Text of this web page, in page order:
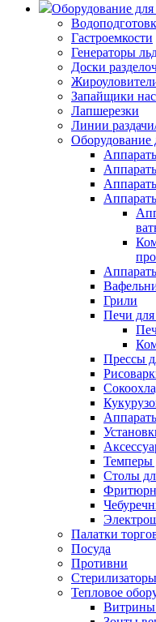
Оборудование
Гастроемкости
Генераторы
Доски
Запайщики
Лапшерезки
Линии
Оборудование
Грили
Печи
Прессы
Темперы
Столы
Палатки
Посуда
Противни
Тепловое
Витрины